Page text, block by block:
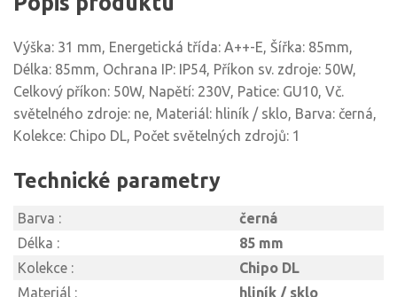
Výška: 31 mm, Energetická třída: A++-E, Šířka: 85mm,
Délka: 85mm, Ochrana IP: IP54, Příkon sv. zdroje: 50W,
Celkový příkon: 50W, Napětí: 230V, Patice: GU10, Vč.
světelného zdroje: ne, Materiál: hliník / sklo, Barva: černá,
Kolekce: Chipo DL, Počet světelných zdrojů: 1
Technické parametry
Barva :
černá
Délka :
85 mm
Kolekce :
Chipo DL
Materiál :
hliník / sklo